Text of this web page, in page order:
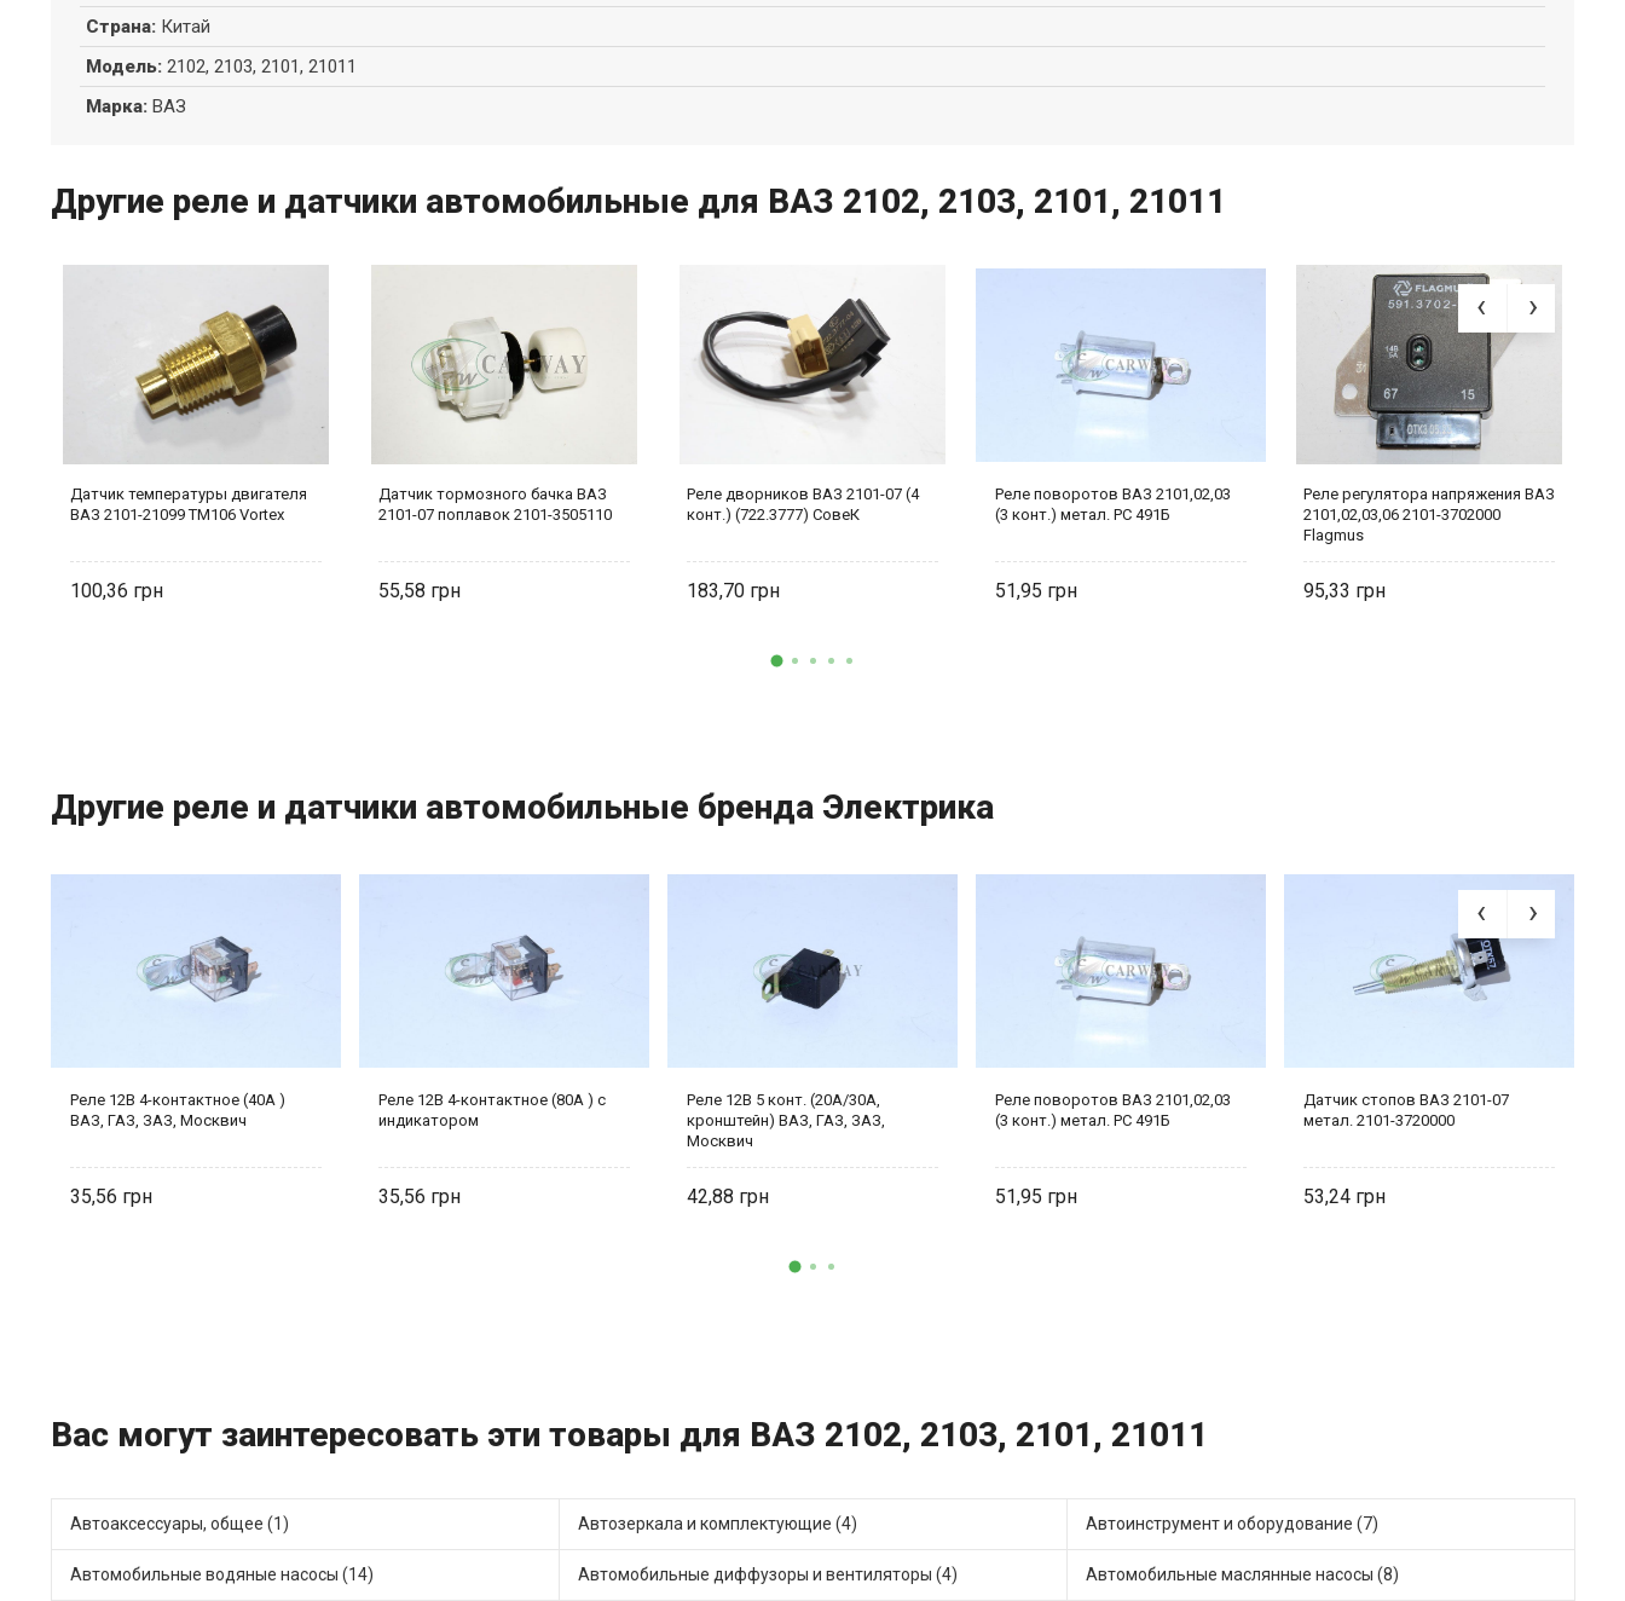
Страна: Китай
Модель: 2102, 2103, 2101, 21011
Марка: ВАЗ
Другие реле и датчики автомобильные для ВАЗ 2102, 2103, 2101, 21011
Датчик температуры двигателя
ВАЗ 2101-21099 ТМ106 Vortex
100,36
Датчик тормозного бачка ВАЗ
2101-07 поплавок 2101-3505110
55,58
Реле дворников ВАЗ 2101-07 (4
конт.) (722.3777) СовеК
183,70
Реле поворотов ВАЗ 2101,02,03
(3 конт.) метал. РС 491Б
51,95
Реле регулятора напряжения ВАЗ
2101,02,03,06 2101-3702000
Flagmus
95,33
Другие реле и датчики автомобильные бренда Электрика
Реле 12В 4-контактное (40А )
ВАЗ, ГАЗ, ЗАЗ, Москвич
35,56
Реле 12В 4-контактное (80А ) с
индикатором
35,56
Реле 12В 5 конт. (20А/30А,
кронштейн) ВАЗ, ГАЗ, ЗАЗ,
Москвич
42,88
Реле поворотов ВАЗ 2101,02,03
(3 конт.) метал. РС 491Б
51,95
Датчик стопов ВАЗ 2101-07
метал. 2101-3720000
53,24
Вас могут заинтересовать эти товары для ВАЗ 2102, 2103, 2101, 21011
Автоаксессуары, общее (1) Автозеркала и комплектующие (4) Автоинструмент и оборудование (7)
Автомобильные водяные насосы (14) Автомобильные диффузоры и вентиляторы (4) Автомобильные маслянные насосы (8)